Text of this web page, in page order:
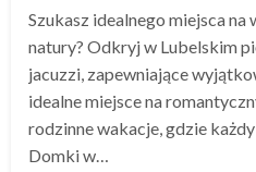
Szukasz idealnego miejsca
natury? Odkryj w Lubelskim
jacuzzi, zapewniające
idealne miejsce na
rodzinne wakacje, gdzie
Domki w…